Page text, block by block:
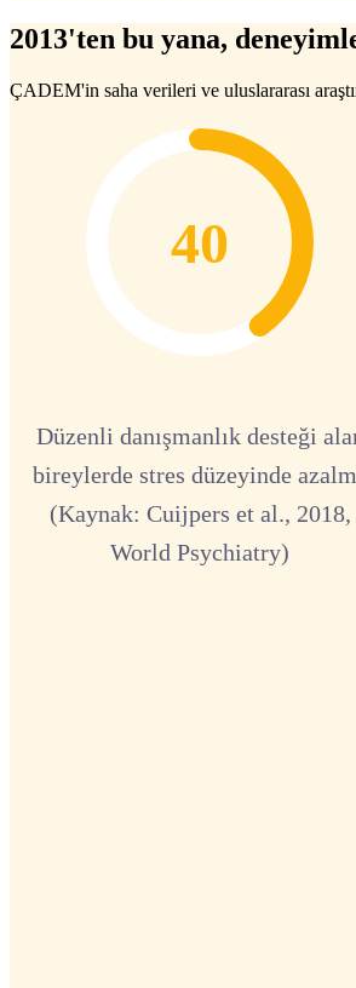
2013'ten bu yana,
ÇADEM'in saha verileri ve uluslararası
40
Düzenli danışmanlık desteği
bireylerde stres düzeyinde
(Kaynak: Cuijpers et al., 2018,
World Psychiatry)